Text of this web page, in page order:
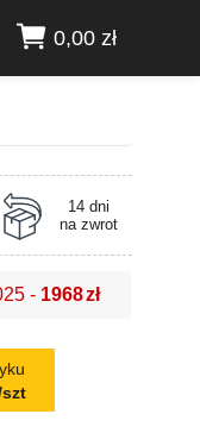
0,00 zł
14 dni
na zwrot
- 1968zł
szt